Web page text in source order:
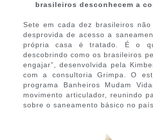
brasileiros desconhecem a
Sete em cada dez brasileiros
desprovida de acesso a
própria casa é tratado. É o
descobrindo como os brasileiros
engajar”, desenvolvida pela
com a consultoria Grimpa. O
programa Banheiros Mudam
movimento articulador, reunindo
sobre o saneamento básico no